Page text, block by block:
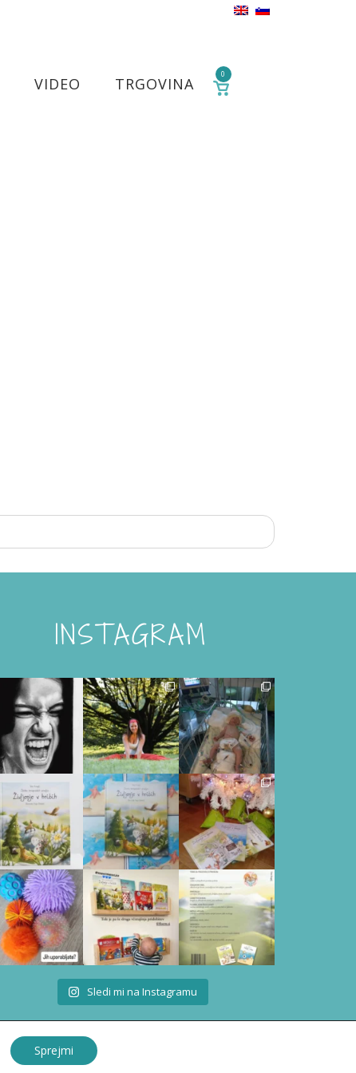
VIDEO TRGOVINA
0
INSTAGRAM
Sledi mi na Instagramu
Sprejmi